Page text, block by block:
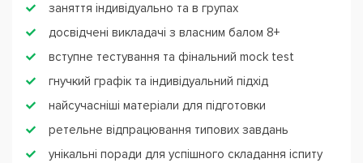
заняття індивідуально та в групах
досвідчені викладачі з власним балом 8+
вступне тестування та фінальний mock test
гнучкий графік та індивідуальний підхід
найсучасніші матеріали для підготовки
ретельне відпрацювання типових завдань
унікальні поради для успішного складання іспиту